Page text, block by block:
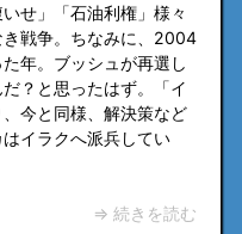
せ」「石油利権」様々
戦争。ちなみに、2004
年。ブッシュが再選し
？と思ったはず。「イ
今と同様、解決策など
イラクへ派兵してい
⇒ 続きを読む